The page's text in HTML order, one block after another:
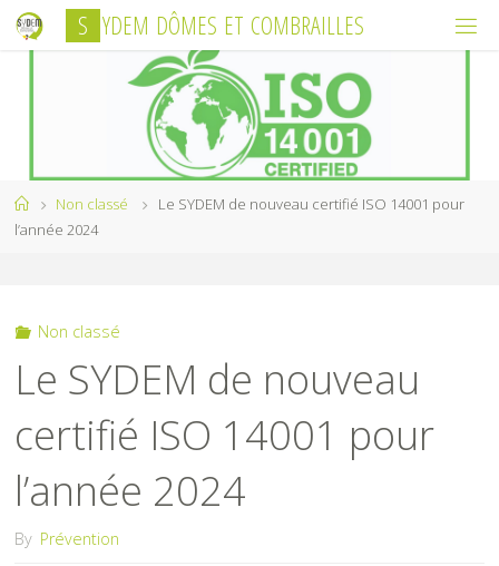
Skip
S YDEM DÔMES ET COMBRAIL L ES
HomeNon classé
Le SYDEM de nouveau certifié ISO 14001 pour
l’année 2024
Non classé
Le SYDEM de nouveau
certifié ISO 14001 pour
l’année 2024
By Prévention